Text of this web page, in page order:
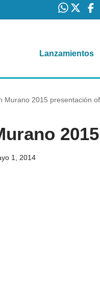
Lanzamientos
Murano 2015 presentación
2015
1, 2014